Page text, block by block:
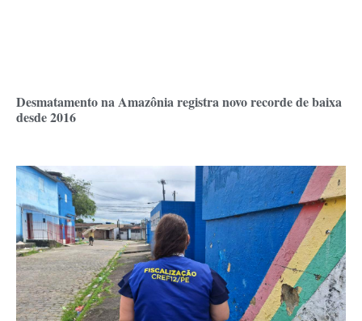
Desmatamento na Amazônia registra novo recorde de baixa
desde 2016